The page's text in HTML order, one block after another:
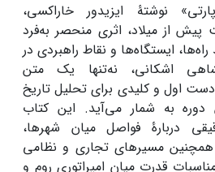
نوشتۀ ایزیدور خاراکسی،
از میلاد، اثری منحصر به‌فرد
ایستگاه‌ها و نقاط راهبردی در
اشکانی، نه‌تنها یک متن
دست اول و کلیدی برای تحلیل تاریخ
به شمار می‌آید. این کتاب
دربارۀ فواصل میان شهرها،
همچنین مسیرهای تجاری و نظامی
قدرت میان امپراتوری روم و